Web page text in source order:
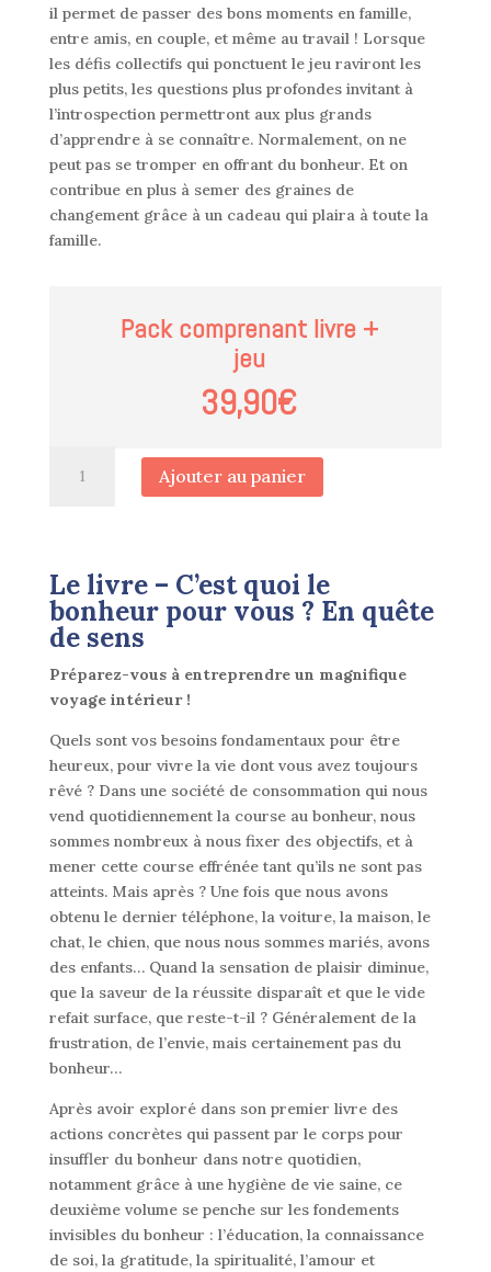
il permet de passer des bons moments en famille,
entre amis, en couple, et même au travail ! Lorsque
les défis collectifs qui ponctuent le jeu raviront les
plus petits, les questions plus profondes invitant à
l’introspection permettront aux plus grands
d’apprendre à se connaître. Normalement, on ne
peut pas se tromper en offrant du bonheur. Et on
contribue en plus à semer des graines de
changement grâce à un cadeau qui plaira à toute la
famille.
Pack comprenant livre +
jeu
39,90€
le
bonheur
?
quête
de
sens
+
le
jeu
de
cartes
Ajouter au panier
Le livre – C’est quoi le
bonheur pour vous ? En quête
de sens
Préparez-vous à entreprendre un magnifique
voyage intérieur !
Quels sont vos besoins fondamentaux pour être
heureux, pour vivre la vie dont vous avez toujours
rêvé ? Dans une société de consommation qui nous
vend quotidiennement la course au bonheur, nous
sommes nombreux à nous fixer des objectifs, et à
mener cette course effrénée tant qu’ils ne sont pas
atteints. Mais après ? Une fois que nous avons
obtenu le dernier téléphone, la voiture, la maison, le
chat, le chien, que nous nous sommes mariés, avons
des enfants… Quand la sensation de plaisir diminue,
que la saveur de la réussite disparaît et que le vide
refait surface, que reste-t-il ? Généralement de la
frustration, de l’envie, mais certainement pas du
bonheur…
Après avoir exploré dans son premier livre des
actions concrètes qui passent par le corps pour
insuffler du bonheur dans notre quotidien,
notamment grâce à une hygiène de vie saine, ce
deuxième volume se penche sur les fondements
invisibles du bonheur : l’éducation, la connaissance
de soi, la gratitude, la spiritualité, l’amour et